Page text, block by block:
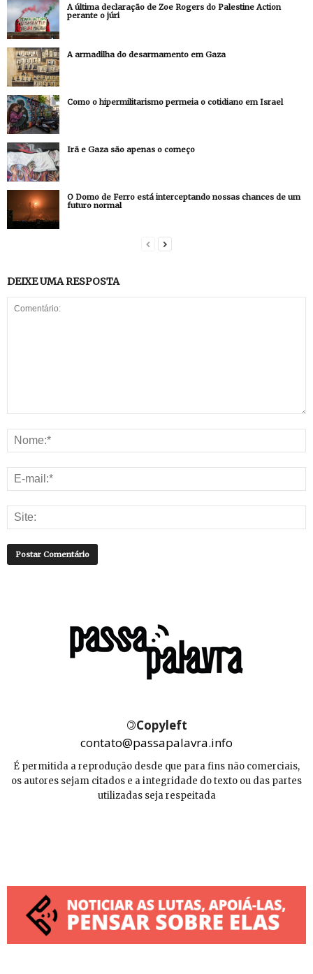
A última declaração de Zoe Rogers do Palestine Action
perante o júri
A armadilha do desarmamento em Gaza
Como o hipermilitarismo permeia o cotidiano em Israel
Irã e Gaza são apenas o começo
O Domo de Ferro está interceptando nossas chances de um
futuro normal
DEIXE UMA RESPOSTA
©Copyleft
contato@passapalavra.info
É permitida a reprodução desde que para fins não comerciais,
os autores sejam citados e a integridade do texto ou das partes
utilizadas seja respeitada